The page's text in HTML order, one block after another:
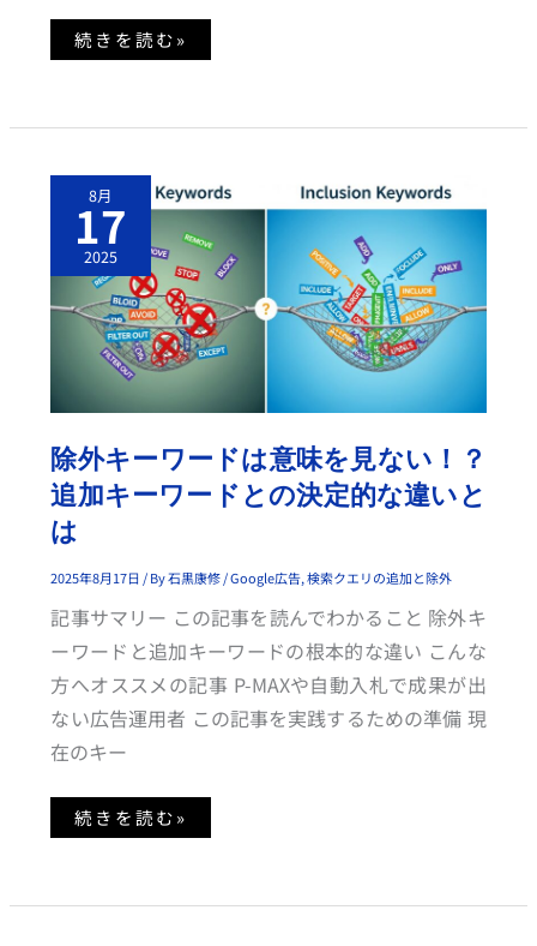
順
を
解
続きを読む»
8月
17
2025
除外キーワードは意味を見ない！？
追加キーワードとの決定的な違いと
は
2025年8月17日/ By石黒康修/Google広告,検索クエリの追加と除外
記事サマリー この記事を読んでわかること 除外キ
ーワードと追加キーワードの根本的な違い こんな
方へオススメの記事 P-MAXや自動入札で成果が出
ない広告運用者 この記事を実践するための準備 現
在のキー
除
外
キ
ー
ワ
ー
ド
は
意
味
い！？
追
キ
ー
ワ
ー
ド
と
決
定
的
な
違
い
は
続きを読む»